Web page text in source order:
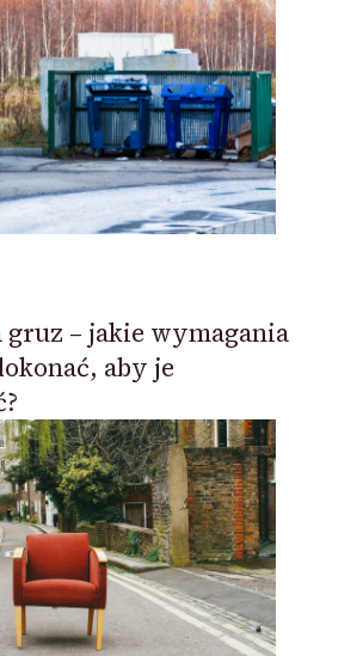
– jakie wymagania
aby je